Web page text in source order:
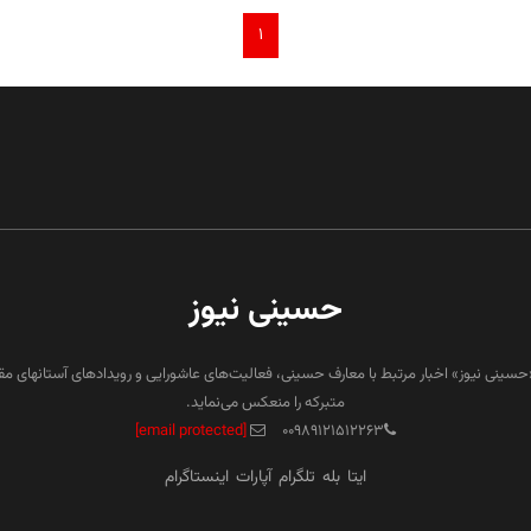
۱
حسینی نیوز
نیوز» اخبار مرتبط با معارف حسینی، فعالیت‌های عاشورایی و رویدادهای
متبرکه را منعکس می‌نماید.
۰۰۹۸۹۱۲۱۵۱۲۲۶۳
[email protected]
ایتا بله تلگرام آپارات اینستاگرام